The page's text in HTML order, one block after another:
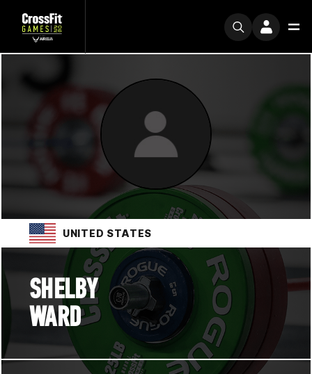
UNITED STATES
SHELBY
WARD